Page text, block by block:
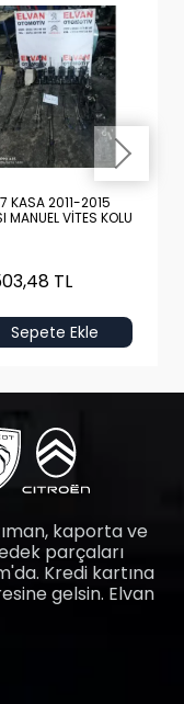
KASA 2011-2015
MANUEL VİTES KOLU
TL
Sepete Ekle
kaporta ve
parçaları
Kredi kartına
gelsin. Elvan